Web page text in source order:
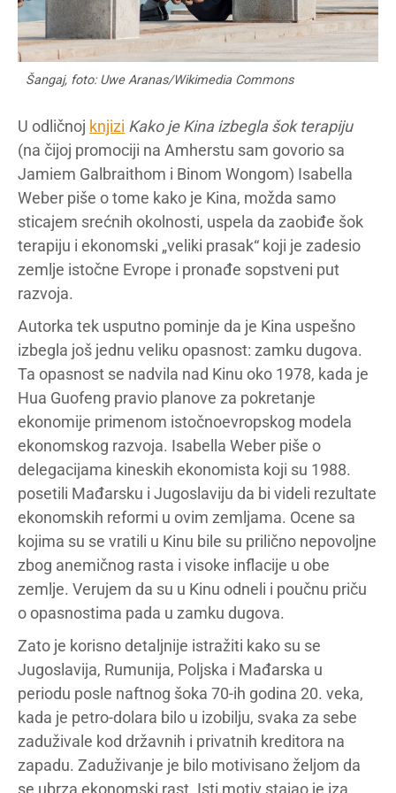
Šangaj, foto: Uwe Aranas/Wikimedia Commons
U odličnoj knjizi Kako je Kina izbegla šok terapiju
(na čijoj promociji na Amherstu sam govorio sa
Jamiem Galbraithom i Binom Wongom) Isabella
Weber piše o tome kako je Kina, možda samo
sticajem srećnih okolnosti, uspela da zaobiđe šok
terapiju i ekonomski „veliki prasak“ koji je zadesio
zemlje istočne Evrope i pronađe sopstveni put
razvoja.
Autorka tek usputno pominje da je Kina uspešno
izbegla još jednu veliku opasnost: zamku dugova.
Ta opasnost se nadvila nad Kinu oko 1978, kada je
Hua Guofeng pravio planove za pokretanje
ekonomije primenom istočnoevropskog modela
ekonomskog razvoja. Isabella Weber piše o
delegacijama kineskih ekonomista koji su 1988.
posetili Mađarsku i Jugoslaviju da bi videli rezultate
ekonomskih reformi u ovim zemljama. Ocene sa
kojima su se vratili u Kinu bile su prilično nepovoljne
zbog anemičnog rasta i visoke inflacije u obe
zemlje. Verujem da su u Kinu odneli i poučnu priču
o opasnostima pada u zamku dugova.
Zato je korisno detaljnije istražiti kako su se
Jugoslavija, Rumunija, Poljska i Mađarska u
periodu posle naftnog šoka 70-ih godina 20. veka,
kada je petro-dolara bilo u izobilju, svaka za sebe
zaduživale kod državnih i privatnih kreditora na
zapadu. Zaduživanje je bilo motivisano željom da
se ubrza ekonomski rast. Isti motiv stajao je iza